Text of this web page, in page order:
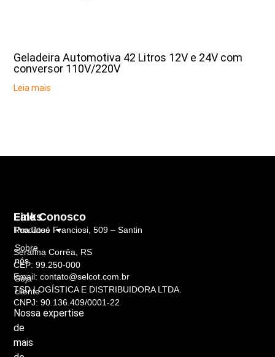
Geladeira Automotiva 42 Litros 12V e 24V com
conversor 110V/220V
Leia mais
Nossaexpertise
de
mais
Links
Produtos
Sobre
nós
Seja
cliente
Fale Conosco
Rua José Franciosi, 509 – Santin
Serafina Corrêa, RS
CEP: 99.250-000
Email: contato@selcot.com.br
TSD LOGÍSTICA E DISTRIBUIDORA LTDA.
CNPJ: 90.136.409/0001-22